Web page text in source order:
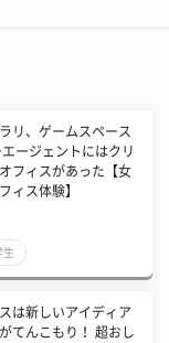
リ、ゲームスペース
ージェントにはクリ
フィスがあった【女
ィス体験】
生
は新しいアイディア
てんこもり！ 超おし